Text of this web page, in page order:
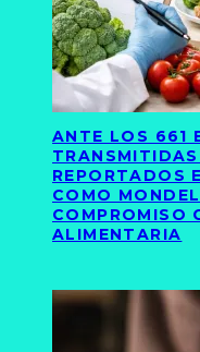
ANTE LOS 661
REPORTADOS
COMO
COMPROMISO
ALIMENTARIA